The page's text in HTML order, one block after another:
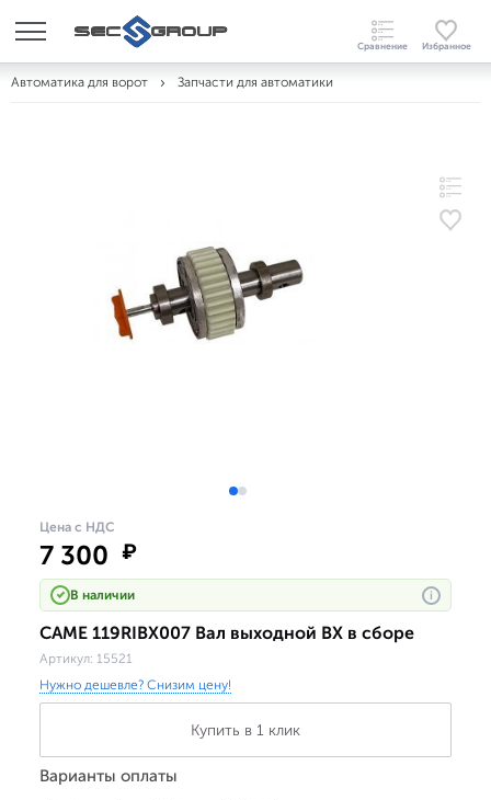
Автоматика для ворот Запчасти для автоматики
Цена с НДС
7 300 ₽
В наличии i
CAME 119RIBX007 Вал выходной BX в сборе
Артикул: 15521
Нужно дешевле? Снизим цену!
Купить в 1 клик
Варианты оплаты